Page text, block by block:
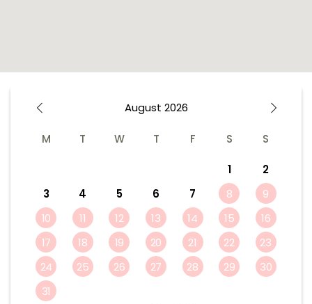
August 2026
M T W T F S S
1
2
3
4 5 6 7 8
9
10
11 12 13 14 15
16
17
18 19 20 21 22
23
24
25 26 27 28 29
30
31